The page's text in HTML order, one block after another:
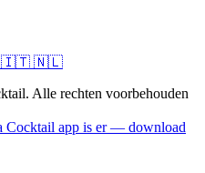
🇮🇹 🇳🇱
Alle rechten voorbehouden
Cocktail app is er — download